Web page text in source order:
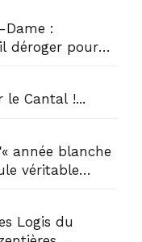
Dame :
déroger pour
le Cantal !...
année blanche
véritable
Logis du